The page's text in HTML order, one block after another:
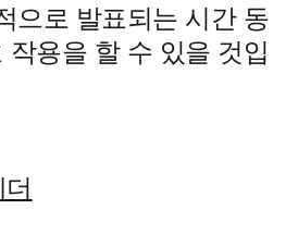
으로 발표되는 시간 동
용을 할 수 있을 것입